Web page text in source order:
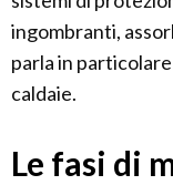
ingombranti,
parla in
caldaie.
Le fasi di